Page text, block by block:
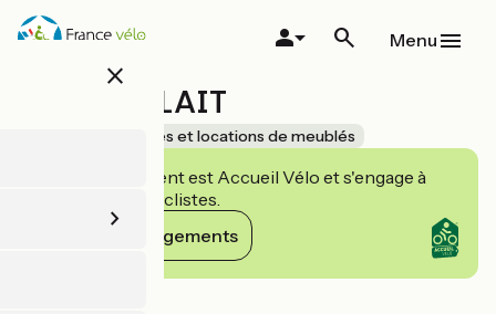
Aller
au
close
Menu
LE POT À LAIT
Gîtes et locations de meublés
Cet établissement est Accueil Vélo et s'engage à
accueillir des cyclistes.
Voir ses engagements